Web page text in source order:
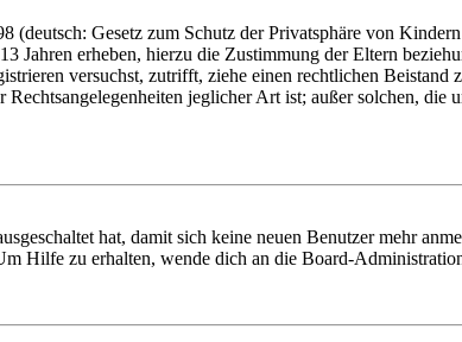
(deutsch: Gesetz zum Schutz der Privatsphäre von
Jahren erheben, hierzu die Zustimmung der Eltern
versuchst, zutrifft, ziehe einen rechtlichen
jeglicher Art ist; außer solchen,
hat, damit sich keine neuen Benutzer mehr
Hilfe zu erhalten, wende dich an die Board-